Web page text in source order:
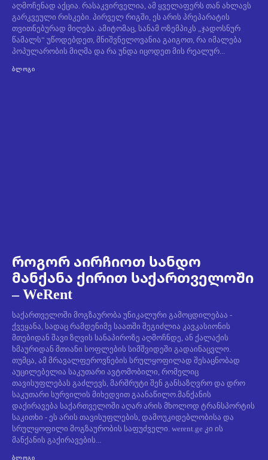
აღმოჩენად აქცია. რასაკვირველია, ამ ყველაფერს თან ახლავს
გარკვეული რისკები. პირველ რიგში, ეს არის პრეპარატის
თვითნებურად მიღება. ამიტომაც, სანამ ოზემპიკს „ჯადოსნურ
წამალს“ უწოდებდეთ, მნიშვნელოვანია გაიგოთ, რა იმალება
პოპულარობის მიღმა და რა უნდა იცოდეთ მის რეალურ...
ᲑᲚᲝᲒᲘ
როგორ აირჩიოთ სანდო
მანქანა ქირით საქართველოში
– WeRent
საქართველოში მოგზაურობა უნიკალური გამოცდილებაა -
ქვეყანა, სადაც რამდენიმე საათში შეგიძლია კავკასიონის
მთებიდან შავი ზღვის სანაპიროზე აღმოჩნდე, ან ქალაქის
ხმაურიდან მთიანი სოფლების სიმშვიდეში გადაინაცვლო.
თუმცა, ამ მრავალფეროვნების სრულყოფილად შესაცნობად
აუცილებელია საკუთარი ავტომობილი, რომელიც
თავისუფლებას გაძლევს, მარშრუტი შენ განსაზღვრო და დრო
საკუთარი სურვილის მიხედვით გაანაწილო.მანქანის
დაქირავება საქართველოში აღარ არის მხოლოდ ტრანსპორტის
საკითხი - ეს არის თავისუფლების, დამოუკიდებლობისა და
სრულყოფილი მოგზაურობის საფუძველი. werent.ge კი ის
მანქანის გაქირავების...
ᲑᲚᲝᲒᲘ